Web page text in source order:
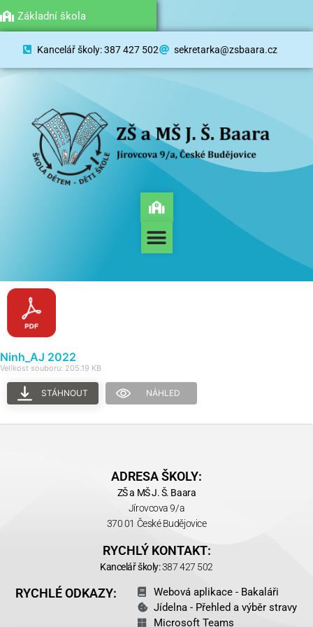
Kancelář školy: 387 427 502 sekretarka@zsbaara.cz
Mateřská škola
Základní škola
Ninh_AJ 2022
Velikost souboru: 205.19 KB
STÁHNOUT NÁHLED
ADRESA ŠKOLY:
ZŠ a MŠ J. Š. Baara
Jírovcova 9/a
370 01 České Budějovice
RYCHLÝ KONTAKT:
Kancelář školy:387 427 502
RYCHLÉ ODKAZY:
Webová aplikace - Bakaláři
Jídelna - Přehled a výběr stravy
Microsoft Teams